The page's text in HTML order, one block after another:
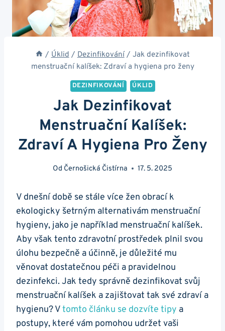
/ Úklid / Dezinfikování / Jak dezinfikovat
menstruační kalíšek: Zdraví a hygiena pro ženy
DEZINFIKOVÁNÍ ÚKLID
Jak Dezinfikovat
Menstruační Kalíšek:
Zdraví A Hygiena Pro Ženy
Od Černošická Čistírna 17. 5. 2025
V dnešní době se stále více žen obrací k
ekologicky šetrným alternativám menstruační
hygieny, jako je například menstruační kalíšek.
Aby však tento zdravotní prostředek plnil svou
úlohu bezpečně a účinně, je důležité mu
věnovat dostatečnou péči a pravidelnou
dezinfekci. Jak tedy správně dezinfikovat svůj
menstruační kalíšek a zajištovat tak své zdraví a
hygienu? Vtomto článku se dozvíte tipy a
postupy, které vám pomohou udržet vaši